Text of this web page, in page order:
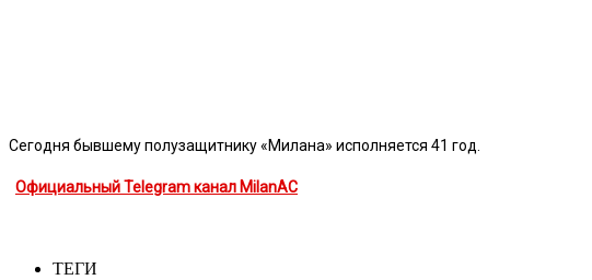
Сегодня бывшему полузащитнику «Милана» исполняется 41 год.
Официальный Telegram канал MilanAC
ТЕГИ